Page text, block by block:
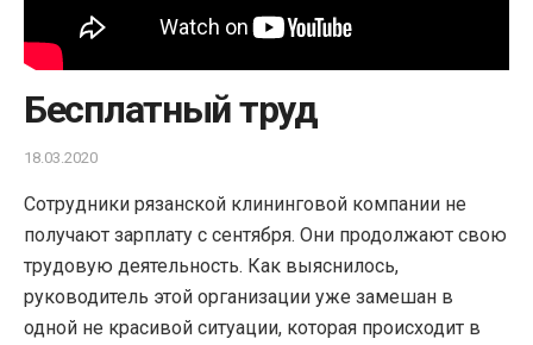
Бесплатный труд
18.03.2020
Сотрудники рязанской клининговой компании не
получают зарплату с сентября. Они продолжают свою
трудовую деятельность. Как выяснилось,
руководитель этой организации уже замешан в
одной не красивой ситуации, которая происходит в